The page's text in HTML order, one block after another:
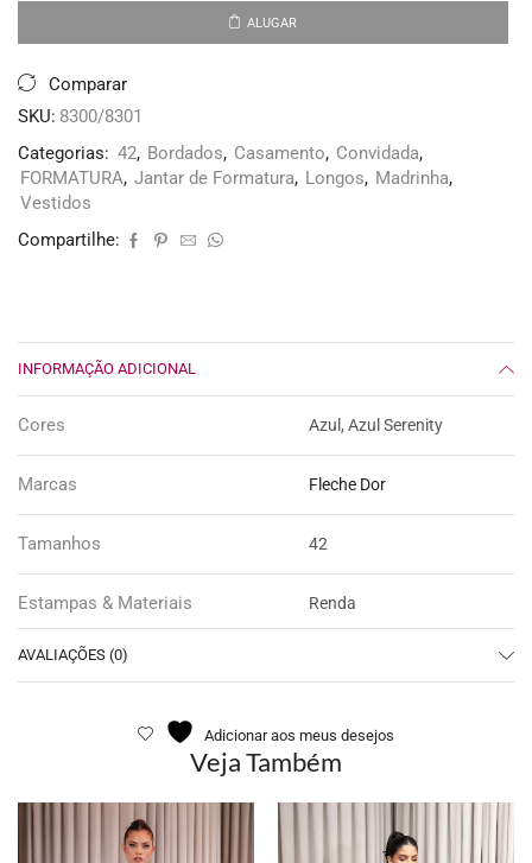
ALUGAR
Comparar
SKU: 8300/8301
Categorias: 42, Bordados, Casamento, Convidada,
FORMATURA, Jantar de Formatura, Longos, Madrinha,
Vestidos
Compartilhe:
INFORMAÇÃO ADICIONAL
Cores Azul, Azul Serenity
Marcas Fleche Dor
Tamanhos 42
Estampas & Materiais Renda
AVALIAÇÕES (0)
Adicionar aos meus desejos
Veja Também